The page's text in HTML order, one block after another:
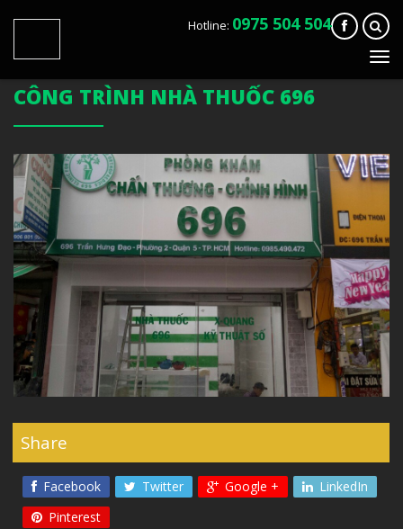
Hotline: 0975 504 504
CÔNG TRÌNH NHÀ THUỐC 696
Share
Facebook Twitter Google +
LinkedIn
Pinterest